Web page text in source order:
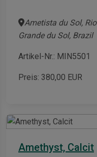
Ametista du Sol, Rio
Grande du Sol, Brazil
Artikel-Nr.: MIN5501
Preis: 380,00 EUR
Amethyst, Calcit